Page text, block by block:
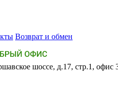
Возврат и обмен
шоссе, д.17, стр.1, офис